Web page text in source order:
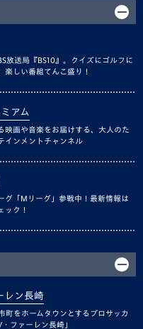
放送局『BS10』。クイズにゴルフに
楽しい番組てんこ盛り！
アム
映画や音楽をお届けする、大人のた
インメントチャンネル
グ「Mリーグ」参戦中！最新情報は
ック！
レン長崎
町をホームタウンとするプロサッカ
ファーレン長崎」